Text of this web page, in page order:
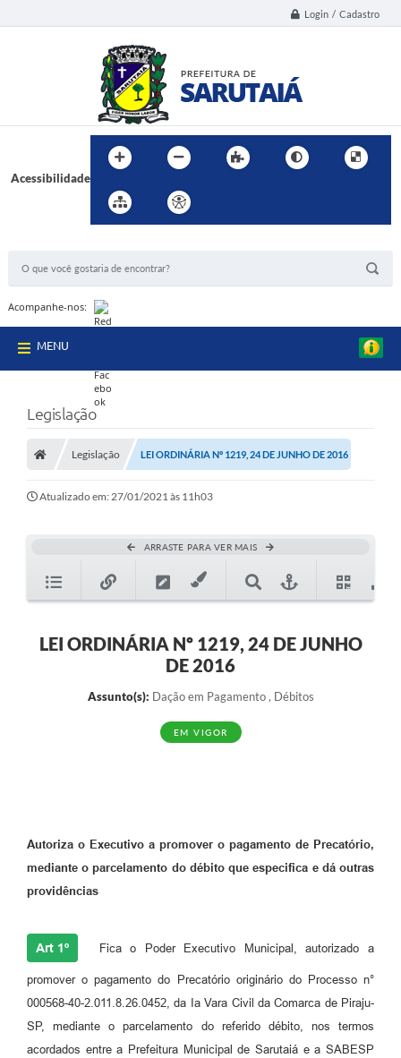
Login / Cadastro
Acessibilidade
Acompanhe-nos:
MENU
Legislação
Legislação LEI ORDINÁRIA Nº 1219, 24 DE JUNHO DE 2016
Atualizado em: 27/01/2021 às 11h03
ARRASTE PARA VER MAIS
LEI ORDINÁRIA Nº 1219, 24 DE JUNHO
DE 2016
Assunto(s): Dação em Pagamento , Débitos
EM VIGOR
Autoriza o Executivo a promover o pagamento de Precatório,
mediante o parcelamento do débito que especifica e dá outras
providências
Art 1º Fica o Poder Executivo Municipal, autorizado a
promover o pagamento do Precatório originário do Processo n°
000568-40-2.011.8.26.0452, da Ia Vara Civil da Comarca de Piraju-
SP, mediante o parcelamento do referido débito, nos termos
acordados entre a Prefeitura Municipal de Sarutaiá e a SABESP